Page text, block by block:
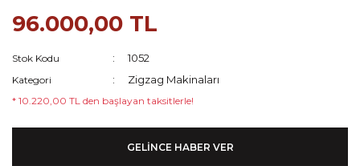
96.000,00 TL
Stok Kodu 1052
Kategori Zigzag Makinaları
* 10.220,00 TL den başlayan taksitlerle!
GELİNCE HABER VER